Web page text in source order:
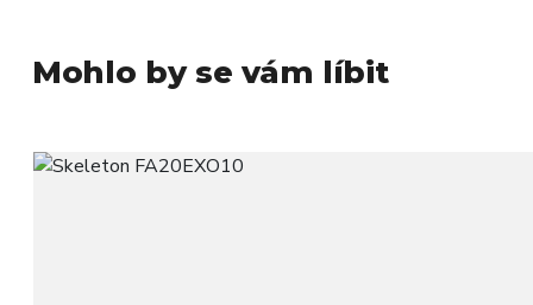
Mohlo by se vám líbit